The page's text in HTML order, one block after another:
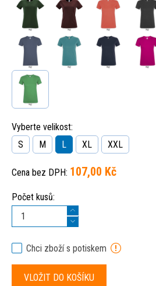
Vyberte velikost:
S
M L XL XXL
Cena bez DPH: 107,00 Kč
Počet kusů:
Chci zboží s potiskem